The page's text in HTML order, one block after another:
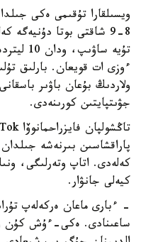
ويسىلقارا تۇقىمى ەكى
تۇيە
ءوزى ات قويعان. بارلىق
ولاردىڭ بۇعان باۋىر
جۋىتپايتىن كورىنەدى.
پاراقشاسىن بىرنەشە
كەلەدى. اتاپ وتەرلىگى،
كيەلى جانۋار.
- ءبارى ماعان ەركەلەپ
ساعىنادى. ەكى-ءۇش كۇن